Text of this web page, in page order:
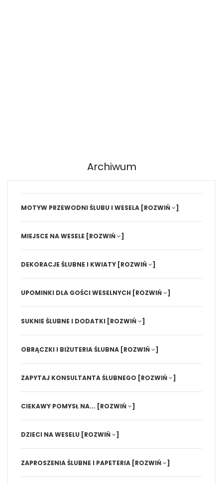
Archiwum
MOTYW PRZEWODNI ŚLUBU I WESELA [ROZWIŃ ]
MIEJSCE NA WESELE [ROZWIŃ ]
DEKORACJE ŚLUBNE I KWIATY [ROZWIŃ ]
UPOMINKI DLA GOŚCI WESELNYCH [ROZWIŃ ]
SUKNIE ŚLUBNE I DODATKI [ROZWIŃ ]
OBRĄCZKI I BIŻUTERIA ŚLUBNA [ROZWIŃ ]
ZAPYTAJ KONSULTANTA ŚLUBNEGO [ROZWIŃ ]
CIEKAWY POMYSŁ NA... [ROZWIŃ ]
DZIECI NA WESELU [ROZWIŃ ]
ZAPROSZENIA ŚLUBNE I PAPETERIA [ROZWIŃ ]